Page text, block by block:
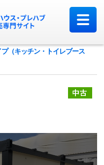
（キッチン・トイレブース